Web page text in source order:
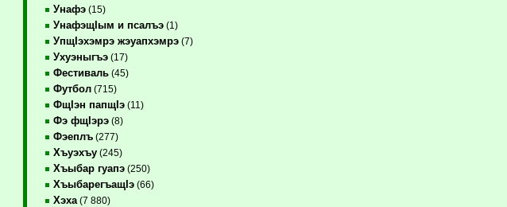
Унафэ(15)
УнафэщIым и псалъэ(1)
УпщIэхэмрэ жэуапхэмрэ(7)
Ухуэныгъэ(17)
Фестиваль(45)
Футбол(715)
ФщIэн папщIэ(11)
Фэ фщIэрэ(8)
Фэеплъ(277)
Хъуэхъу(245)
Хъыбар гуапэ(250)
ХъыбарегъащIэ(66)
Хэха(7 880)